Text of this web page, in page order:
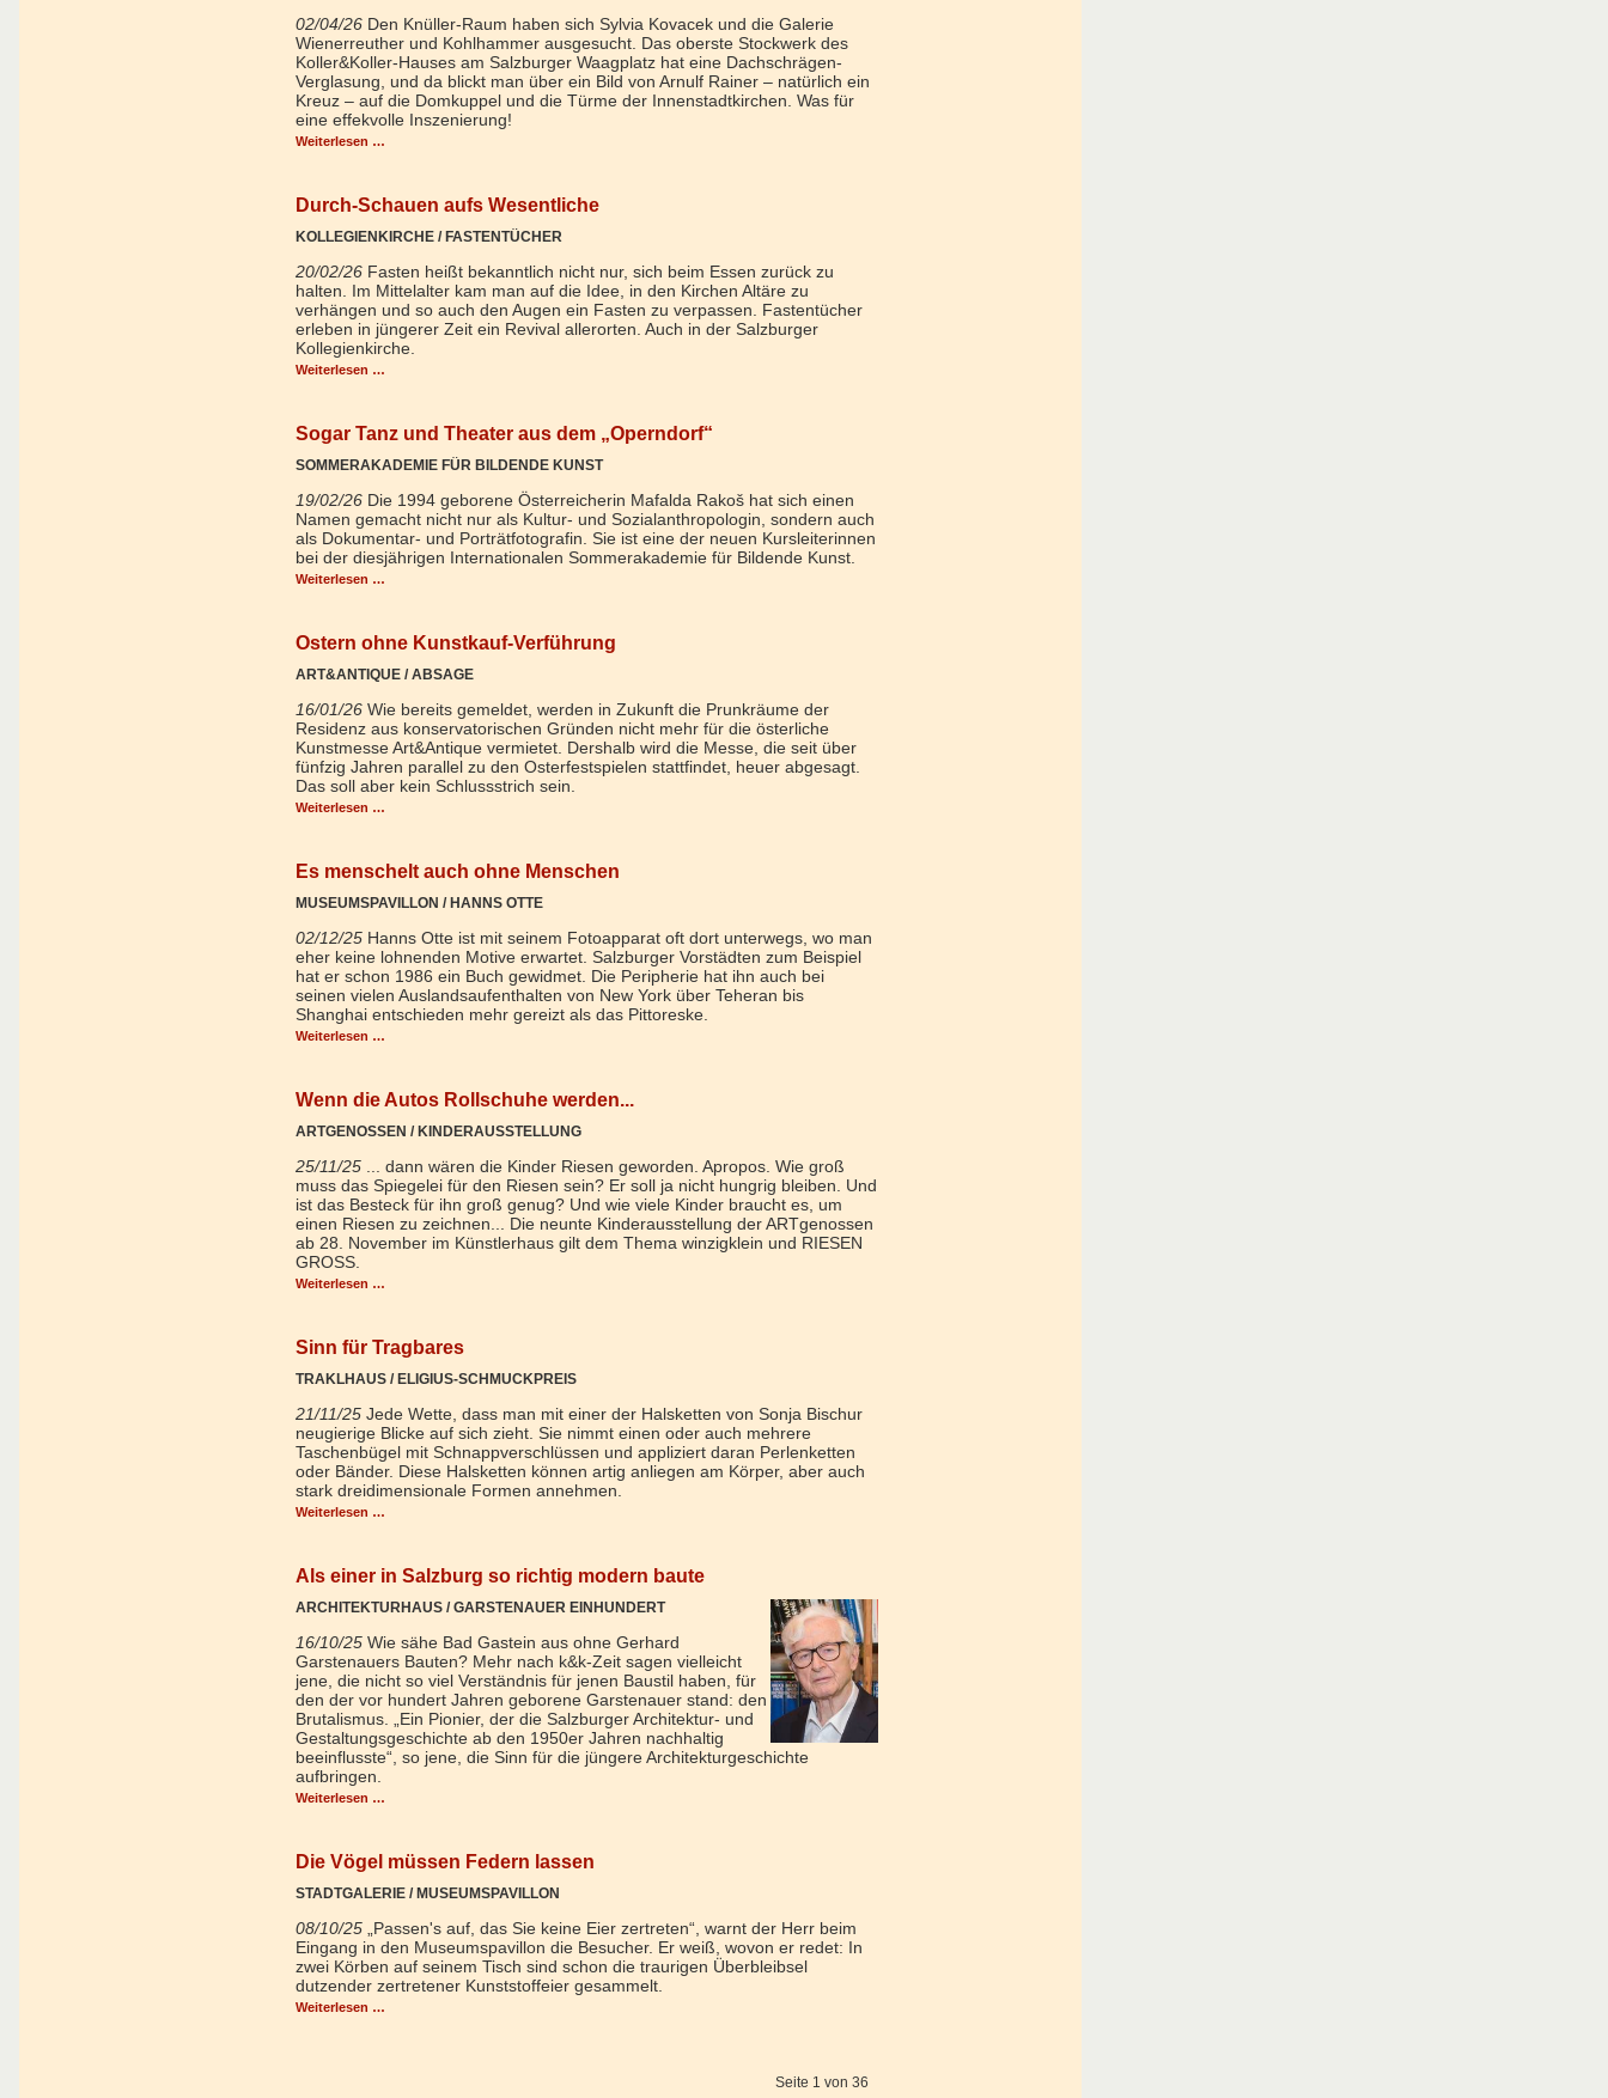
02/04/26 Den Knüller-Raum haben sich Sylvia Kovacek und die Galerie
Wienerreuther und Kohlhammer ausgesucht. Das oberste Stockwerk des
Koller&Koller-Hauses am Salzburger Waagplatz hat eine Dachschrägen-
Verglasung, und da blickt man über ein Bild von Arnulf Rainer – natürlich ein
Kreuz – auf die Domkuppel und die Türme der Innenstadtkirchen. Was für
eine effekvolle Inszenierung!
Weiterlesen …
Durch-Schauen aufs Wesentliche
KOLLEGIENKIRCHE / FASTENTÜCHER
20/02/26 Fasten heißt bekanntlich nicht nur, sich beim Essen zurück zu
halten. Im Mittelalter kam man auf die Idee, in den Kirchen Altäre zu
verhängen und so auch den Augen ein Fasten zu verpassen. Fastentücher
erleben in jüngerer Zeit ein Revival allerorten. Auch in der Salzburger
Kollegienkirche.
Weiterlesen …
Sogar Tanz und Theater aus dem „Operndorf“
SOMMERAKADEMIE FÜR BILDENDE KUNST
19/02/26 Die 1994 geborene Österreicherin Mafalda Rakoš hat sich einen
Namen gemacht nicht nur als Kultur- und Sozialanthropologin, sondern auch
als Dokumentar- und Porträtfotografin. Sie ist eine der neuen Kursleiterinnen
bei der diesjährigen Internationalen Sommerakademie für Bildende Kunst.
Weiterlesen …
Ostern ohne Kunstkauf-Verführung
ART&ANTIQUE / ABSAGE
16/01/26 Wie bereits gemeldet, werden in Zukunft die Prunkräume der
Residenz aus konservatorischen Gründen nicht mehr für die österliche
Kunstmesse Art&Antique vermietet. Dershalb wird die Messe, die seit über
fünfzig Jahren parallel zu den Osterfestspielen stattfindet, heuer abgesagt.
Das soll aber kein Schlussstrich sein.
Weiterlesen …
Es menschelt auch ohne Menschen
MUSEUMSPAVILLON / HANNS OTTE
02/12/25 Hanns Otte ist mit seinem Fotoapparat oft dort unterwegs, wo man
eher keine lohnenden Motive erwartet. Salzburger Vorstädten zum Beispiel
hat er schon 1986 ein Buch gewidmet. Die Peripherie hat ihn auch bei
seinen vielen Auslandsaufenthalten von New York über Teheran bis
Shanghai entschieden mehr gereizt als das Pittoreske.
Weiterlesen …
Wenn die Autos Rollschuhe werden...
ARTGENOSSEN / KINDERAUSSTELLUNG
25/11/25 ... dann wären die Kinder Riesen geworden. Apropos. Wie groß
muss das Spiegelei für den Riesen sein? Er soll ja nicht hungrig bleiben. Und
ist das Besteck für ihn groß genug? Und wie viele Kinder braucht es, um
einen Riesen zu zeichnen... Die neunte Kinderausstellung der ARTgenossen
ab 28. November im Künstlerhaus gilt dem Thema winzigklein und RIESEN
GROSS.
Weiterlesen …
Sinn für Tragbares
TRAKLHAUS / ELIGIUS-SCHMUCKPREIS
21/11/25 Jede Wette, dass man mit einer der Halsketten von Sonja Bischur
neugierige Blicke auf sich zieht. Sie nimmt einen oder auch mehrere
Taschenbügel mit Schnappverschlüssen und appliziert daran Perlenketten
oder Bänder. Diese Halsketten können artig anliegen am Körper, aber auch
stark dreidimensionale Formen annehmen.
Weiterlesen …
Als einer in Salzburg so richtig modern baute
ARCHITEKTURHAUS / GARSTENAUER EINHUNDERT
16/10/25 Wie sähe Bad Gastein aus ohne Gerhard
Garstenauers Bauten? Mehr nach k&k-Zeit sagen vielleicht
jene, die nicht so viel Verständnis für jenen Baustil haben, für
den der vor hundert Jahren geborene Garstenauer stand: den
Brutalismus. „Ein Pionier, der die Salzburger Architektur- und
Gestaltungsgeschichte ab den 1950er Jahren nachhaltig
beeinflusste“, so jene, die Sinn für die jüngere Architekturgeschichte
aufbringen.
Weiterlesen …
Die Vögel müssen Federn lassen
STADTGALERIE / MUSEUMSPAVILLON
08/10/25 „Passen's auf, das Sie keine Eier zertreten“, warnt der Herr beim
Eingang in den Museumspavillon die Besucher. Er weiß, wovon er redet: In
zwei Körben auf seinem Tisch sind schon die traurigen Überbleibsel
dutzender zertretener Kunststoffeier gesammelt.
Weiterlesen …
Seite 1 von 36